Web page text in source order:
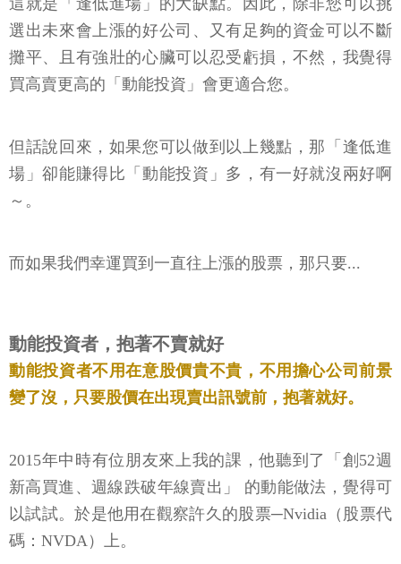
選出未來會上漲的好公司、又有足夠的資金可以不斷
攤平、且有強壯的心臟可以忍受虧損，不然，我覺得
買高賣更高的「動能投資」會更適合您。
但話說回來，如果您可以做到以上幾點，那「逢低進
場」卻能賺得比「動能投資」多，有一好就沒兩好啊
～。
而如果我們幸運買到一直往上漲的股票，那只要...
動能投資者，抱著不賣就好
動能投資者不用在意股價貴不貴，不用擔心公司前景
變了沒，只要股價在出現賣出訊號前，抱著就好。
2015年中時有位朋友來上我的課，他聽到了「創52週
新高買進、週線跌破年線賣出」 的動能做法，覺得可
以試試。於是他用在觀察許久的股票─Nvidia（股票代
碼：NVDA）上。